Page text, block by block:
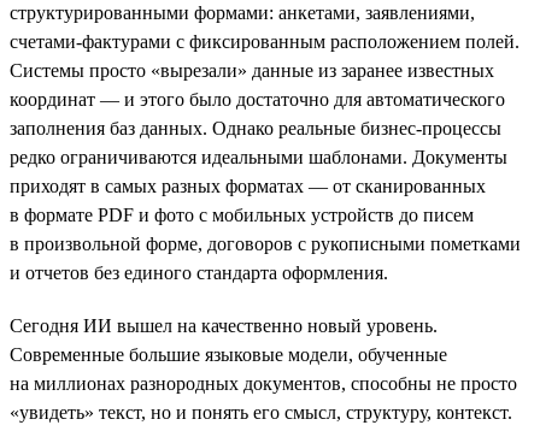
структурированными формами: анкетами, заявлениями,
счетами-фактурами с фиксированным расположением полей.
Системы просто «вырезали» данные из заранее известных
координат — и этого было достаточно для автоматического
заполнения баз данных. Однако реальные бизнес-процессы
редко ограничиваются идеальными шаблонами. Документы
приходят в самых разных форматах — от сканированных
в формате PDF и фото с мобильных устройств до писем
в произвольной форме, договоров с рукописными пометками
и отчетов без единого стандарта оформления.
Сегодня ИИ вышел на качественно новый уровень.
Современные большие языковые модели, обученные
на миллионах разнородных документов, способны не просто
«увидеть» текст, но и понять его смысл, структуру, контекст.